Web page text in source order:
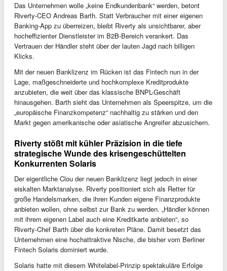
Das Unternehmen wolle „keine Endkundenbank“ werden, betont
Riverty-CEO Andreas Barth. Statt Verbraucher mit einer eigenen
Banking-App zu überreizen, bleibt Riverty als unsichtbarer, aber
hocheffizienter Dienstleister im B2B-Bereich verankert. Das
Vertrauen der Händler steht über der lauten Jagd nach billigen
Klicks.
Mit der neuen Banklizenz im Rücken ist das Fintech nun in der
Lage, maßgeschneiderte und hochkomplexe Kreditprodukte
anzubieten, die weit über das klassische BNPL-Geschäft
hinausgehen. Barth sieht das Unternehmen als Speerspitze, um die
„europäische Finanzkompetenz“ nachhaltig zu stärken und den
Markt gegen amerikanische oder asiatische Angreifer abzusichern.
Riverty stößt mit kühler Präzision in die tiefe
strategische Wunde des krisengeschüttelten
Konkurrenten Solaris
Der eigentliche Clou der neuen Banklizenz liegt jedoch in einer
eiskalten Marktanalyse. Riverty positioniert sich als Retter für
große Handelsmarken, die ihren Kunden eigene Finanzprodukte
anbieten wollen, ohne selbst zur Bank zu werden. „Händler können
mit ihrem eigenen Label auch eine Kreditkarte anbieten“, so
Riverty-Chef Barth über die konkreten Pläne. Damit besetzt das
Unternehmen eine hochattraktive Nische, die bisher vom Berliner
Fintech Solaris dominiert wurde.
Solaris hatte mit diesem Whitelabel-Prinzip spektakuläre Erfolge